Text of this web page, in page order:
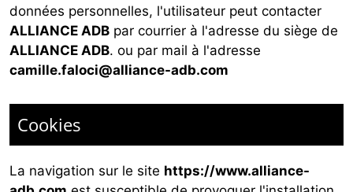
données personnelles, l'utilisateur peut contacter
ALLIANCE ADB par courrier à l'adresse du siège de
ALLIANCE ADB. ou par mail à l'adresse
camille.faloci@alliance-adb.com
Cookies
La navigation sur le site https://www.alliance-